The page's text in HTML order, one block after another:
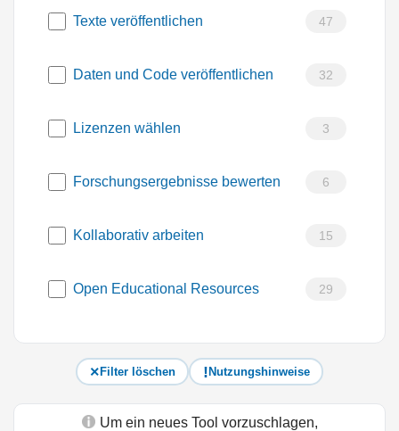
Texte veröffentlichen 47
Daten und Code veröffentlichen 32
Lizenzen wählen 3
Forschungsergebnisse bewerten 6
Kollaborativ arbeiten 15
Open Educational Resources 29
Filter löschen Nutzungshinweise
Um ein neues Tool vorzuschlagen,